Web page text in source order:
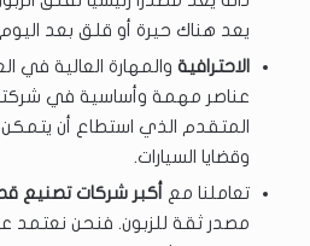
يعد هناك حيرة أو قلق بعد
الاحترافية والمهارة العالية في
عناصر مهمة وأساسية في
المتقدم الذي استطاع أن
وقضايا السيارات.
تعاملنا مع
أكبر شركات تصنيع
مصدر ثقة للزبون. فنحن نعتمد